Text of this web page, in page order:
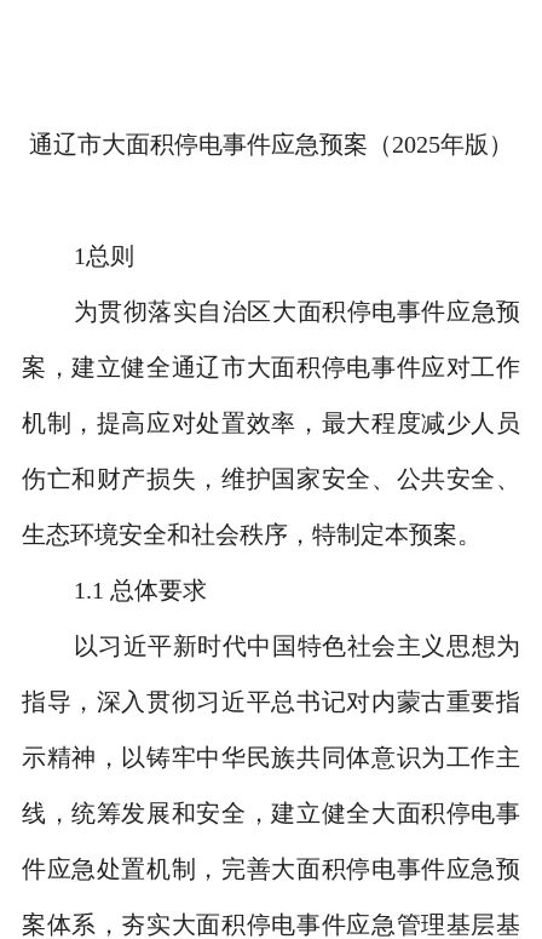
通辽市大面积停电事件应急预案（2025年版）
1总则
为贯彻落实自治区大面积停电事件应急预
案，建立健全通辽市大面积停电事件应对工作
机制，提高应对处置效率，最大程度减少人员
伤亡和财产损失，维护国家安全、公共安全、
生态环境安全和社会秩序，特制定本预案。
1.1 总体要求
以习近平新时代中国特色社会主义思想为
指导，深入贯彻习近平总书记对内蒙古重要指
示精神，以铸牢中华民族共同体意识为工作主
线，统筹发展和安全，建立健全大面积停电事
件应急处置机制，完善大面积停电事件应急预
案体系，夯实大面积停电事件应急管理基层基